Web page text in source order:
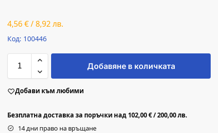
4,56€/8,92лв.
Код: 100446
Добавяне в количката
Добави към любими
Безплатна доставка за поръчки над 102,00 € / 200,00 лв.
14 дни право на връщане